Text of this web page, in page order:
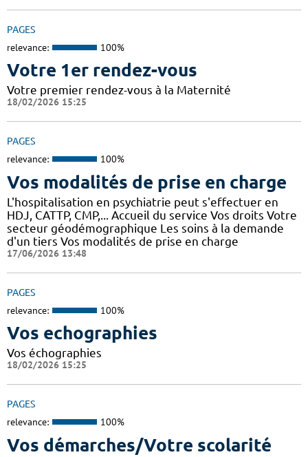
PAGES
relevance: 100%
Votre 1er rendez-vous
Votre premier rendez-vous à la Maternité
18/02/2026 15:25
PAGES
relevance: 100%
Vos modalités de prise en charge
L'hospitalisation en psychiatrie peut s'effectuer en
HDJ, CATTP, CMP,... Accueil du service Vos droits Votre
secteur géodémographique Les soins à la demande
d'un tiers Vos modalités de prise en charge
17/06/2026 13:48
PAGES
relevance: 100%
Vos echographies
Vos échographies
18/02/2026 15:25
PAGES
relevance: 100%
Vos démarches/Votre scolarité